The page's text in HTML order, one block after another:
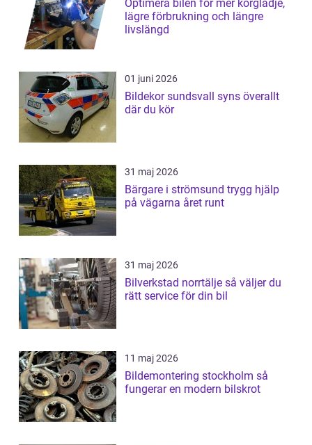
Optimera bilen för mer körglädje,
lägre förbrukning och längre
livslängd
01 juni 2026
Bildekor sundsvall syns överallt
där du kör
31 maj 2026
Bärgare i strömsund trygg hjälp
på vägarna året runt
31 maj 2026
Bilverkstad norrtälje så väljer du
rätt service för din bil
11 maj 2026
Bildemontering stockholm så
fungerar en modern bilskrot